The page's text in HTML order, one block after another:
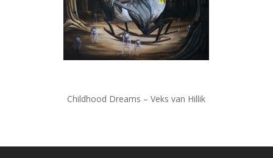
Childhood Dreams – Veks van Hillik